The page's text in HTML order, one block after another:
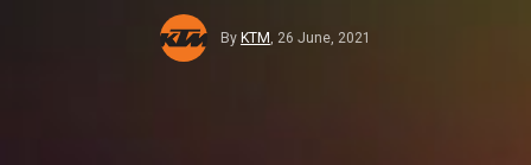
By KTM, 26 June, 2021